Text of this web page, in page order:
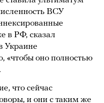
ВСУ
в РФ, сказал
Украине
«чтобы оно полностью
что сейчас
и они с таким же